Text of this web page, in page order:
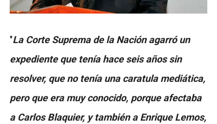
"La Corte Suprema de la Nación agarró un
expediente que tenía hace seis años sin
resolver, que no tenía una caratula mediática,
pero que era muy conocido, porque afectaba
a Carlos Blaquier, y también a Enrique Lemos,